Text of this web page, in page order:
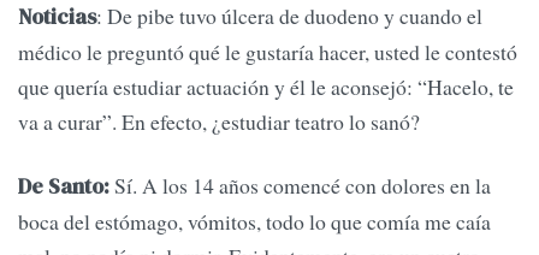
Noticias: De pibe tuvo úlcera de duodeno y cuando el
médico le preguntó qué le gustaría hacer, usted le contestó
que quería estudiar actuación y él le aconsejó: “Hacelo, te
va a curar”. En efecto, ¿estudiar teatro lo sanó?
De Santo:Sí. A los 14 años comencé con dolores en la
boca del estómago, vómitos, todo lo que comía me caía